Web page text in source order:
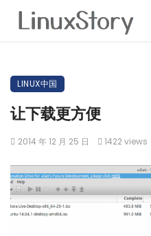
LINUX中国
让下载更方便
2014 年 12 月 25 日 1422 views